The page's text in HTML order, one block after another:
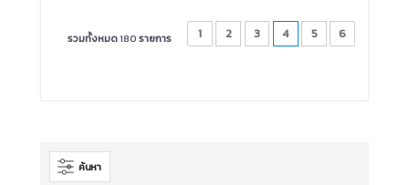
รวมทั้งหมด180รายการ 1 2 3 4 5 6
ค้นหา